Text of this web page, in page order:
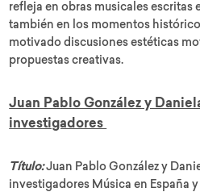
refleja en obras musicales escritas
también en los momentos
motivado discusiones estéticas
propuestas creativas.
Juan Pablo González y
investigadores
Título:Juan Pablo González y
investigadores Música en España